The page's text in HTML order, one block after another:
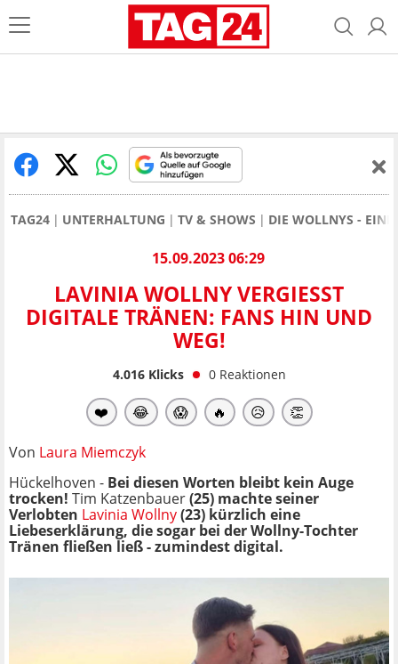
TAG24 UNTERHALTUNG TV & SHOWS DIE WOLLNYS - EINE
15.09.2023 06:29
LAVINIA WOLLNY VERGIESST D
IGITALE TRÄNEN: FANS HIN UND W
EG!
4.016Klicks 0 Reaktionen
❤️ 😂 😱 🔥 😥 👏
Von Laura Miemczyk
Hückelhoven - Bei diesen Worten bleibt kein Auge
trocken! Tim Katzenbauer(25) machte seiner
Verlobten Lavinia Wollny(23) kürzlich eine
Liebeserklärung, die sogar bei der Wollny-Tochter
Tränen fließen ließ - zumindest digital.